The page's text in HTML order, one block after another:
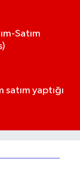
Satım
satım yaptığı